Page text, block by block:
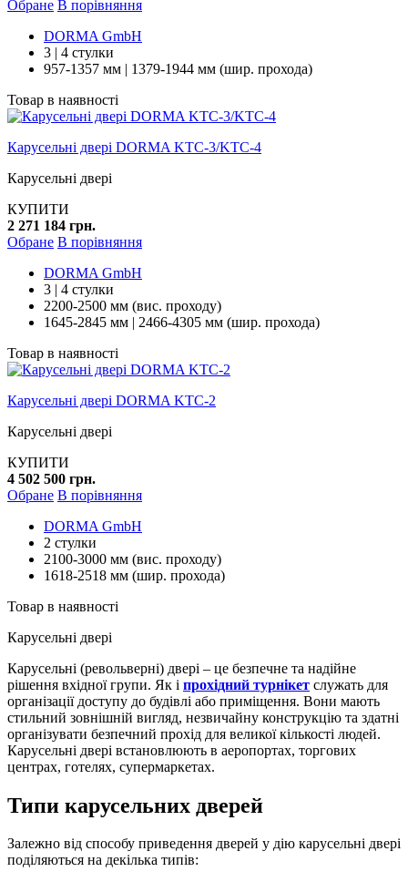
Обране В порівняння
DORMA GmbH
3 | 4 стулки
957-1357 мм | 1379-1944 мм (шир. прохода)
Товар в наявності
Карусельні двері DORMA KTC-3/KTC-4
Карусельні двері
КУПИТИ
2 271 184 грн.
Обране В порівняння
DORMA GmbH
3 | 4 стулки
2200-2500 мм (вис. проходу)
1645-2845 мм | 2466-4305 мм (шир. прохода)
Товар в наявності
Карусельні двері DORMA KTC-2
Карусельні двері
КУПИТИ
4 502 500 грн.
Обране В порівняння
DORMA GmbH
2 стулки
2100-3000 мм (вис. проходу)
1618-2518 мм (шир. прохода)
Товар в наявності
Карусельні двері
Карусельні (револьверні) двері – це безпечне та надійне
рішення вхідної групи. Як і прохідний турнікет служать для
організації доступу до будівлі або приміщення. Вони мають
стильний зовнішній вигляд, незвичайну конструкцію та здатні
організувати безпечний прохід для великої кількості людей.
Карусельні двері встановлюють в аеропортах, торгових
центрах, готелях, супермаркетах.
Типи карусельних дверей
Залежно від способу приведення дверей у дію карусельні двері
поділяються на декілька типів: